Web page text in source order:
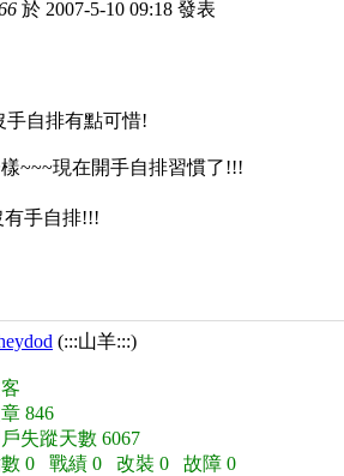
於 2007-5-10 09:18 發表
手自排有點可惜!
~~~現在開手自排習慣了!!!
有手自排!!!
(:::山羊:::)
846
失蹤天數 6067
0 戰績 0 改裝 0 故障 0